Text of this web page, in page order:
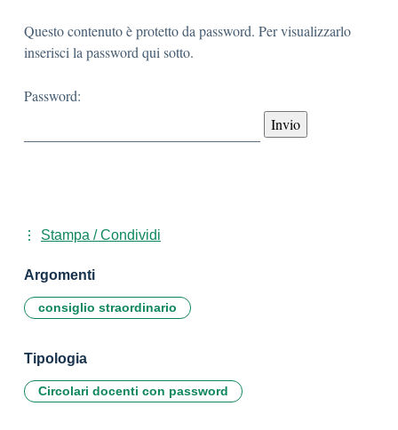
Questo contenuto è protetto da password. Per visualizzarlo
inserisci la password qui sotto.
Password:
Stampa / Condividi
Argomenti
consiglio straordinario
Tipologia
Circolari docenti con password